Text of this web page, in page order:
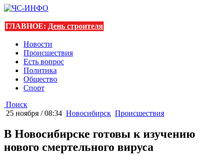
ГЛАВНОЕ: День строителя
Новости
Происшествия
Есть вопрос
Политика
Общество
Спорт
Поиск
25 ноября / 08:34 Новосибирск Происшествия
В Новосибирске готовы к изучению
нового смертельного вируса